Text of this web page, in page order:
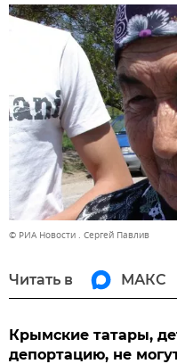
© РИА Новости . Сергей Павлив
Читать в МАКС
Крымские татары,
депортацию, не